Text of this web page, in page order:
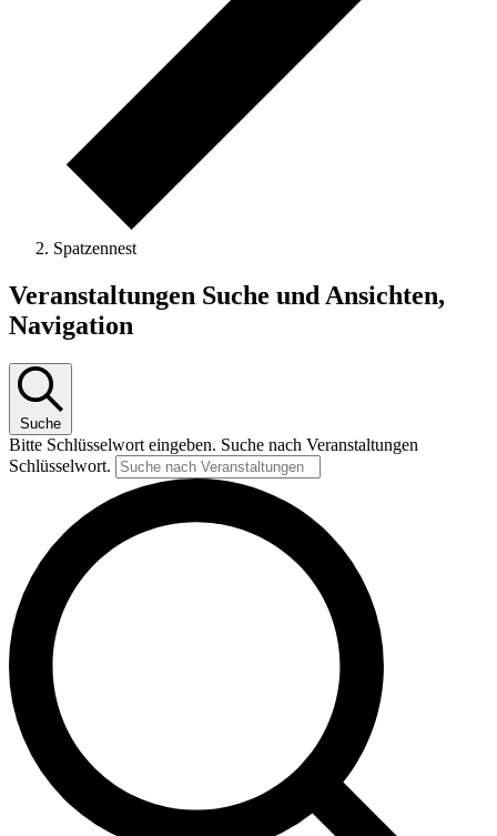
Spatzennest
Veranstaltungen
Veranstaltungen Suche und Ansichten,
Navigation
Suche
Bitte Schlüsselwort eingeben. Suche nach Veranstaltungen
Schlüsselwort.